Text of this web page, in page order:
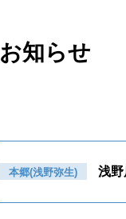
お知らせ
本郷(浅野弥生) 浅